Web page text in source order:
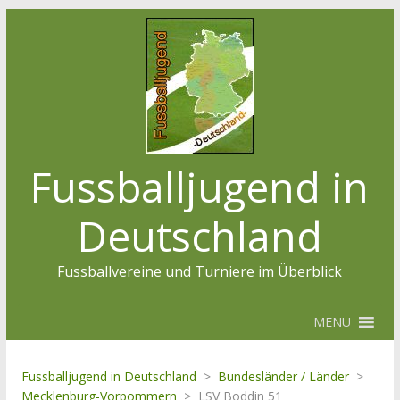
Fussballjugend in
Deutschland
Fussballvereine und Turniere im Überblick
MENU
Fussballjugend in Deutschland > Bundesländer / Länder >
Mecklenburg-Vorpommern > LSV Boddin 51